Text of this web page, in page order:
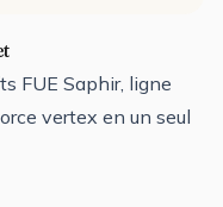
FUE Saphir, ligne
vertex en un seul